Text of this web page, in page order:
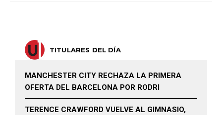
TITULARES DEL DÍA
MANCHESTER CITY RECHAZA LA PRIMERA
OFERTA DEL BARCELONA POR RODRI
TERENCE CRAWFORD VUELVE AL GIMNASIO,